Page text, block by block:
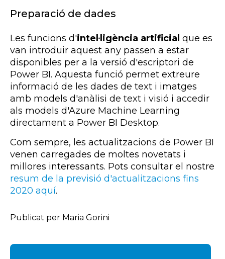
Preparació de dades
Les funcions d'intel·ligència artificial que es
van introduir aquest any passen a estar
disponibles per a la versió d'escriptori de
Power BI. Aquesta funció permet extreure
informació de les dades de text i imatges
amb models d'anàlisi de text i visió i accedir
als models d'Azure Machine Learning
directament a Power BI Desktop.
Com sempre, les actualitzacions de Power BI
venen carregades de moltes novetats i
millores interessants. Pots consultar el nostre
resum de la previsió d'actualitzacions fins
2020 aquí.
Publicat per Maria Gorini